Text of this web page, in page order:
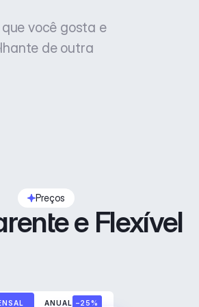
você gosta e
de outra
Preços
e Flexível
ANUAL –25%